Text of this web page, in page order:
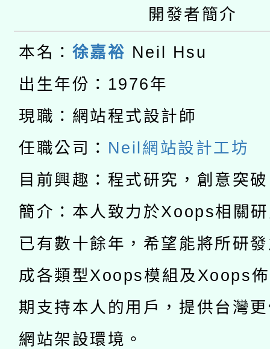
開 智慧啟航」
本校115學年度第2次
招甄選結果公告(無人
招)
適應運動共學行動站研
本館辦理115年度閱讀
暨閱讀推動專業研習
科技賦能─人工智慧
礎課程
有關大陸委員會函釋公
薪期間赴陸應申請許可
轉知經濟部水利署委託
業技術研究院辦理「
用水績優單位及節水達
115年8月22日(星期六
桃園市孔廟祈福系列
開 智慧啟航」
2026年桃園地景藝術
開發者簡介
本名： 徐嘉裕 Neil Hsu
出生年份：1976年
現職：網站程式設計師
任職公司： Neil網站設計工坊
目前興趣：程式研究，創意突
簡介：本人致力於Xoops相關
已有數十餘年，希望能將所研
成各類型Xoops模組及Xoops
期支持本人的用戶，提供台灣
網站架設環境。